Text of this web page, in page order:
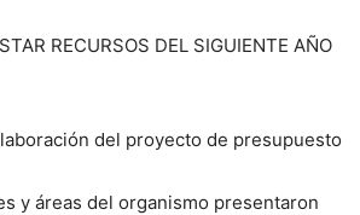
RECURSOS DEL SIGUIENTE AÑO
del proyecto de presupuesto
y áreas del organismo presentaron